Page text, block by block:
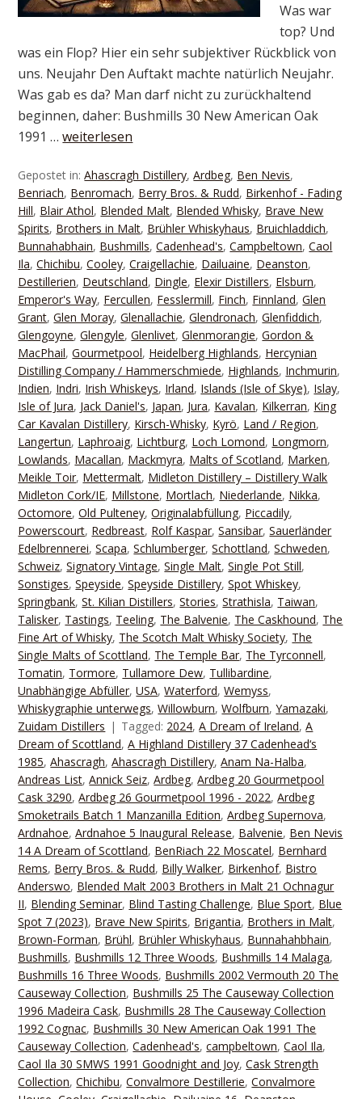
Was war
top? Und
was ein Flop? Hier ein sehr subjektiver Rückblick von
uns. Neujahr Den Auftakt machte natürlich Neujahr.
Was gab es da? Man darf nicht zu zurückhaltend
beginnen, daher: Bushmills 30 New American Oak
1991 …weiterlesen
Gepostet in:Ahascragh Distillery,Ardbeg, Ben Nevis,
Benriach, Benromach, Berry Bros. & Rudd, Birkenhof - Fading
Hill, Blair Athol, Blended Malt, Blended Whisky, Brave New
Spirits, Brothers in Malt, Brühler Whiskyhaus, Bruichladdich,
Bunnahabhain, Bushmills,Cadenhead's,Campbeltown,Caol
Ila,Chichibu,Cooley,Craigellachie, Dailuaine, Deanston,
Destillerien, Deutschland, Dingle, Elexir Distillers, Elsburn,
Emperor's Way, Fercullen, Fesslermill, Finch, Finnland,Glen
Grant,Glen Moray,Glenallachie,Glendronach,Glenfiddich,
Glengoyne,Glengyle,Glenlivet,Glenmorangie,Gordon &
MacPhail,Gourmetpool, Heidelberg Highlands, Hercynian
Distilling Company / Hammerschmiede, Highlands, Inchmurin,
Indien, Indri, Irish Whiskeys, Irland, Islands (Isle of Skye), Islay,
Isle of Jura, Jack Daniel's, Japan, Jura, Kavalan, Kilkerran, King
Car Kavalan Distillery, Kirsch-Whisky, Kyrö, Land / Region,
Langertun, Laphroaig, Lichtburg, Loch Lomond, Longmorn,
Lowlands, Macallan, Mackmyra, Malts of Scotland, Marken,
Meikle Toir, Mettermalt, Midleton Distillery – Distillery Walk
Midleton Cork/IE, Millstone, Mortlach, Niederlande, Nikka,
Octomore,Old Pulteney,Originalabfüllung, Piccadily,
Powerscourt, Redbreast, Rolf Kaspar,Sansibar,Sauerländer
Edelbrennerei,Scapa,Schlumberger,Schottland,Schweden,
Schweiz,Signatory Vintage,Single Malt,Single Pot Still,
Sonstiges,Speyside,Speyside Distillery,Spot Whiskey,
Springbank,St. Kilian Distillers,Stories,Strathisla, Taiwan,
Talisker, Tastings, Teeling, The Balvenie, The Caskhound, The
Fine Art of Whisky, The Scotch Malt Whisky Society, The
Single Malts of Scottland, The Temple Bar, The Tyrconnell,
Tomatin, Tormore, Tullamore Dew, Tullibardine,
Unabhängige Abfüller,USA,Waterford,Wemyss,
Whiskygraphie unterwegs,Willowburn,Wolfburn,Yamazaki,
Zuidam Distillers
Tagged: 2024,A Dream of Ireland,A
Dream of Scottland,A Highland Distillery 37 Cadenhead‘s
1985,Ahascragh,Ahascragh Distillery,Anam Na-Halba,
Andreas List,Annick Seiz,Ardbeg,Ardbeg 20 Gourmetpool
Cask 3290,Ardbeg 26 Gourmetpool 1996 - 2022,Ardbeg
Smoketrails Batch 1 Manzanilla Edition,Ardbeg Supernova,
Ardnahoe,Ardnahoe 5 Inaugural Release, Balvenie, Ben Nevis
14 A Dream of Scottland, BenRiach 22 Moscatel, Bernhard
Rems, Berry Bros. & Rudd, Billy Walker, Birkenhof, Bistro
Anderswo, Blended Malt 2003 Brothers in Malt 21 Ochnagur
II, Blending Seminar, Blind Tasting Challenge, Blue Sport, Blue
Spot 7 (2023), Brave New Spirits, Brigantia, Brothers in Malt,
Brown-Forman, Brühl, Brühler Whiskyhaus, Bunnahahbhain,
Bushmills, Bushmills 12 Three Woods, Bushmills 14 Malaga,
Bushmills 16 Three Woods, Bushmills 2002 Vermouth 20 The
Causeway Collection, Bushmills 25 The Causeway Collection
1996 Madeira Cask, Bushmills 28 The Causeway Collection
1992 Cognac, Bushmills 30 New American Oak 1991 The
Causeway Collection,Cadenhead's,campbeltown,Caol Ila,
Caol Ila 30 SMWS 1991 Goodnight and Joy,Cask Strength
Collection,Chichibu,Convalmore Destillerie,Convalmore